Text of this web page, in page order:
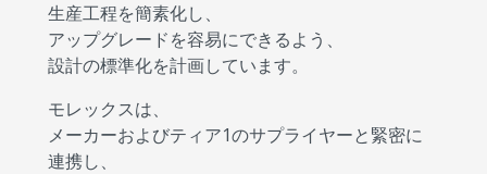
生産工程を簡素化し、
アップグレードを容易にできるよう、
設計の標準化を計画しています。
モレックスは、
メーカーおよびティア1のサプライヤーと緊密に
連携し、